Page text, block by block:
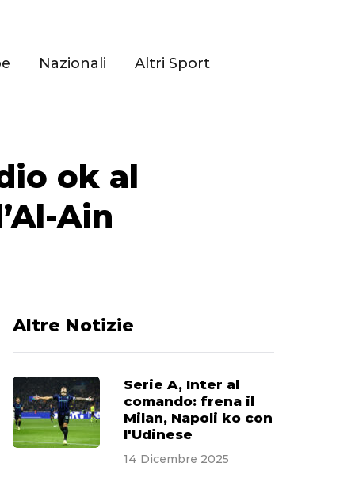
Nazionali Altri Sport
ok al
Ain
Altre Notizie
Serie A, Inter al
comando: frena il
Milan, Napoli ko con
l'Udinese
14 Dicembre 2025